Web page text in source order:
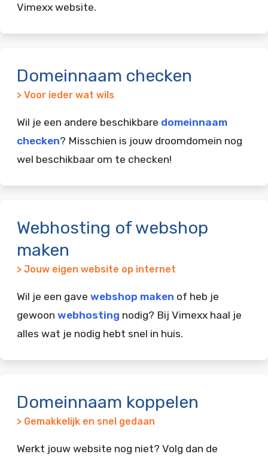
Vimexx website.
Domeinnaam checken
> Voor ieder wat wils
Wil je een andere beschikbare domeinnaam
checken? Misschien is jouw droomdomein nog
wel beschikbaar om te checken!
Webhosting of webshop
maken
> Jouw eigen website op internet
Wil je een gave webshop maken of heb je
gewoon webhosting nodig? Bij Vimexx haal je
alles wat je nodig hebt snel in huis.
Domeinnaam koppelen
> Gemakkelijk en snel gedaan
Werkt jouw website nog niet? Volg dan de